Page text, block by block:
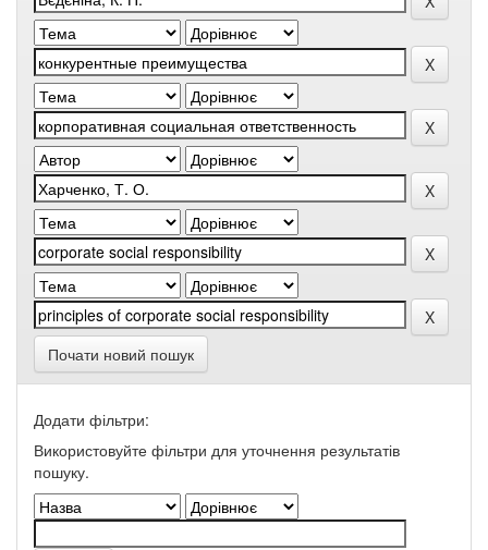
Почати новий пошук
Додати фільтри:
Використовуйте фільтри для уточнення результатів
пошуку.